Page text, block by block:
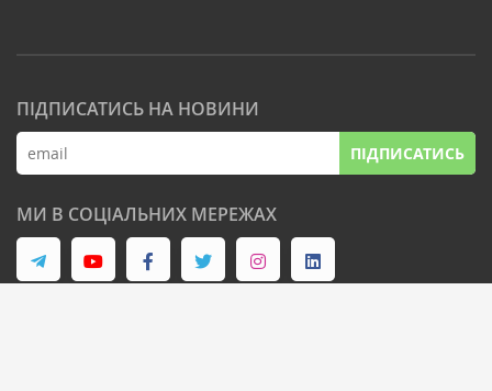
ПІДПИСАТИСЬ НА НОВИНИ
ПІДПИСАТИСЬ
МИ В СОЦІАЛЬНИХ МЕРЕЖАХ